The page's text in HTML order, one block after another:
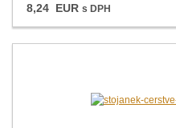
8,24 EUR s DPH